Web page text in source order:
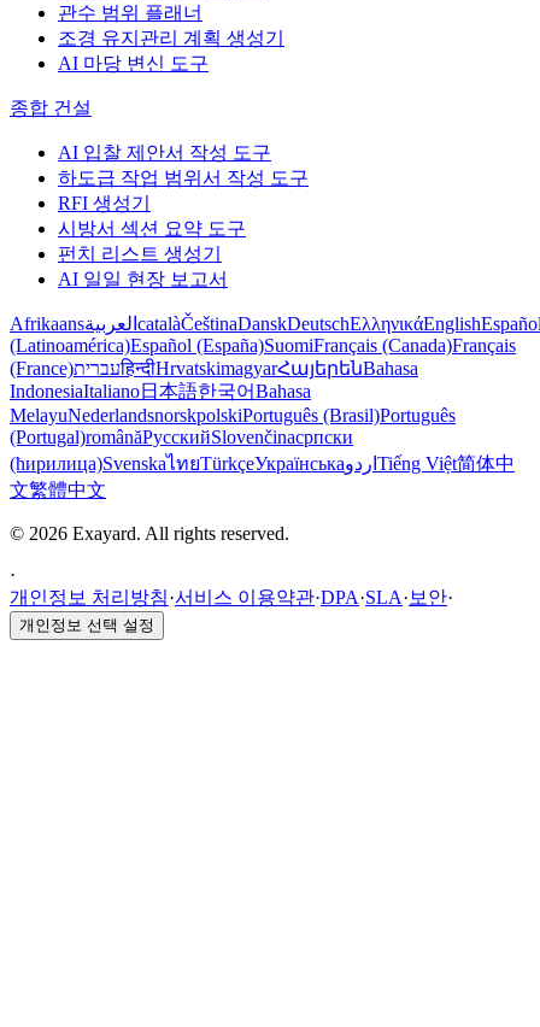
관수 범위 플래너
조경 유지관리 계획 생성기
AI 마당 변신 도구
종합 건설
AI 입찰 제안서 작성 도구
하도급 작업 범위서 작성 도구
RFI 생성기
시방서 섹션 요약 도구
펀치 리스트 생성기
AI 일일 현장 보고서
Afrikaansالعربية catalàČeštinaDanskDeutschΕλληνικάEnglish
(Latinoamérica)Español (España)SuomiFrançais (Canada)Français
(France)עבריתहिन्दीHrvatskimagyarՀայերենBahasa
IndonesiaItaliano日本語한국어Bahasa
MelayuNederlandsnorskpolskiPortuguês (Brasil)Português
(Portugal)românăРусскийSlovenčinaсрпски
(ћирилица)SvenskaไทยTürkçeУкраїнськаاردو Tiếng Việt简体中
文繁體中文
© 2026 Exayard. All rights reserved.
·
개인정보 처리방침·서비스 이용약관·DPA·SLA· 보안·
개인정보 선택 설정